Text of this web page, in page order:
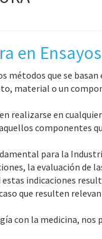
en
métodos que se
material o un
realizarse en
componentes
para la
la evaluación de
estas indicaciones
que resulten
con la medicina,